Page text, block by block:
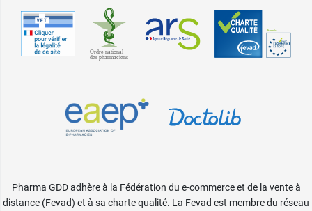
Pharma GDD adhère à la Fédération du e-commerce et de la vente à
distance (Fevad) et à sa charte qualité. La Fevad est membre du réseau